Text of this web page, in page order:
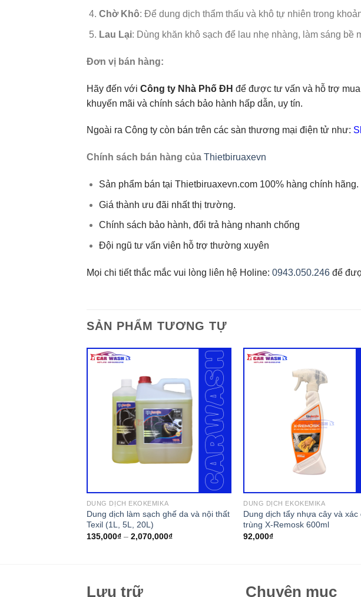
Chờ Khô: Để dung dịch thẩm thấu và khô tự nhiên trong
Lau Lại: Dùng khăn khô sạch để lau nhẹ nhàng, làm sáng bề
Đơn vị bán hàng:
Hãy đến với Công ty Nhà Phố ĐH để được tư vấn và hỗ trợ
khuyến mãi và chính sách bảo hành hấp dẫn, uy tín.
Ngoài ra Công ty còn bán trên các sàn thương mại điện tử như:
Chính sách bán hàng của Thietbiruaxevn
Sản phẩm bán tại Thietbiruaxevn.com 100% hàng chính hãng.
Giá thành ưu đãi nhất thị trường.
Chính sách bảo hành, đổi trả hàng nhanh chống
Đội ngũ tư vấn viên hỗ trợ thường xuyên
Mọi chi tiết thắc mắc vui lòng liên hệ Holine: 0943.050.246 để
SẢN PHẨM TƯƠNG TỰ
DUNG DỊCH EKOKEMIKA
Dung dịch làm sạch ghế da và nội thất
Texil (1L, 5L, 20L)
135,000₫– 2,070,000₫
DUNG DỊCH EKOKEMIKA
Dung dịch tẩy nhựa cây và xác
trùng X-Remosk 600ml
92,000₫
Lưu trữ Chuyên mục